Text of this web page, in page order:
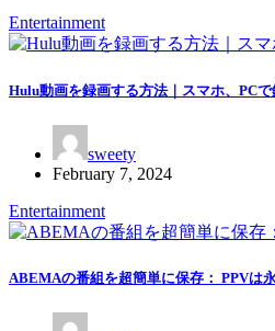
Entertainment
Hulu動画を録画する方法｜スマホ、PC
sweety
February 7, 2024
Entertainment
ABEMAの番組を超簡単に保存： PPVは